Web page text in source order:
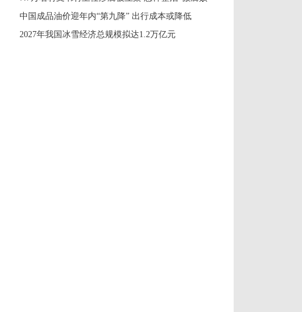
中国成品油价迎年内“第九降” 出行成本或降低
2027年我国冰雪经济总规模拟达1.2万亿元